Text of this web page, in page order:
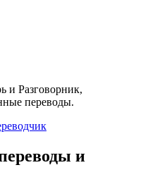
и Разговорник,
переводы.
и